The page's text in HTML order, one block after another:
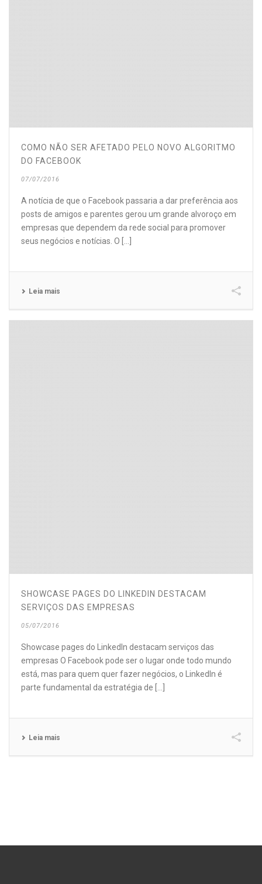
COMO NÃO SER AFETADO PELO NOVO ALGORITMO
DO FACEBOOK
07/07/2016
A notícia de que o Facebook passaria a dar preferência aos
posts de amigos e parentes gerou um grande alvoroço em
empresas que dependem da rede social para promover
seus negócios e notícias. O [...]
Leia mais
SHOWCASE PAGES DO LINKEDIN DESTACAM
SERVIÇOS DAS EMPRESAS
05/07/2016
Showcase pages do LinkedIn destacam serviços das
empresas O Facebook pode ser o lugar onde todo mundo
está, mas para quem quer fazer negócios, o LinkedIn é
parte fundamental da estratégia de [...]
Leia mais